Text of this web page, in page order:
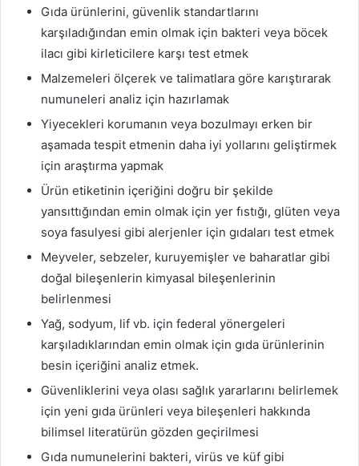
Gıda ürünlerini, güvenlik standartlarını
karşıladığından emin olmak için bakteri veya böcek
ilacı gibi kirleticilere karşı test etmek
Malzemeleri ölçerek ve talimatlara göre karıştırarak
numuneleri analiz için hazırlamak
Yiyecekleri korumanın veya bozulmayı erken bir
aşamada tespit etmenin daha iyi yollarını geliştirmek
için araştırma yapmak
Ürün etiketinin içeriğini doğru bir şekilde
yansıttığından emin olmak için yer fıstığı, glüten veya
soya fasulyesi gibi alerjenler için gıdaları test etmek
Meyveler, sebzeler, kuruyemişler ve baharatlar gibi
doğal bileşenlerin kimyasal bileşenlerinin
belirlenmesi
Yağ, sodyum, lif vb. için federal yönergeleri
karşıladıklarından emin olmak için gıda ürünlerinin
besin içeriğini analiz etmek.
Güvenliklerini veya olası sağlık yararlarını belirlemek
için yeni gıda ürünleri veya bileşenleri hakkında
bilimsel literatürün gözden geçirilmesi
Gıda numunelerini bakteri, virüs ve küf gibi